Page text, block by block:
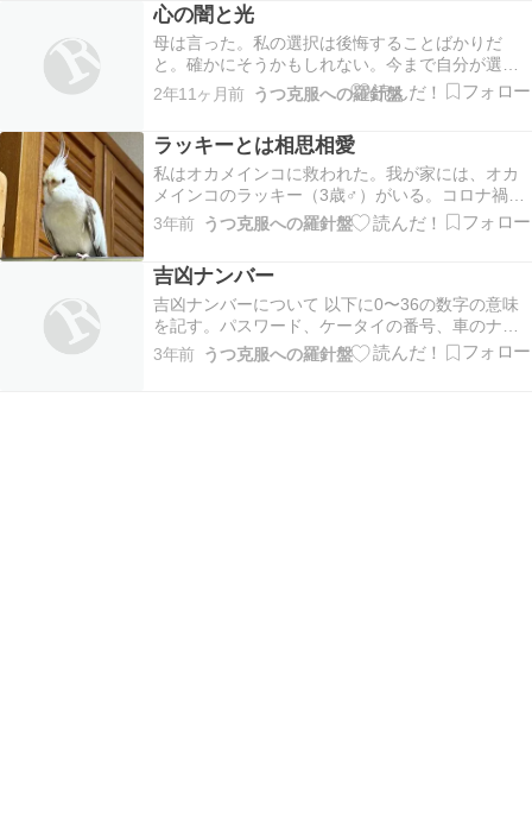
い。でも私は厳しさがあったからこそ変われた。
変われた今…
心の闇と光
母は言った。私の選択は後悔することばかりだ
と。確かにそうかもしれない。今まで自分が選択
してきたことで、うまくいったものが思い浮かば
ない。うまくいったものは全て、自分以外の選択
てばかりで自分で行動ができない人間になった。
今思えば、子供…
2年11ヶ月前 うつ克服への羅針盤
ラッキーとは相思相愛
私はオカメインコに救われた。我が家には、オカ
メインコのラッキー（3歳♂）がいる。コロナ禍が
始まった頃（2020年6月8日）に、生後1ヶ月半の
ラッキーをお迎えした。コロナ禍でペットを飼う
ん坊な子と聞いたけど、本当にその通りだった。
今でも…
3年前 うつ克服への羅針盤
吉凶ナンバー
吉凶ナンバーについて 以下に0〜36の数字の意味
を記す。パスワード、ケータイの番号、車のナン
バー、アラームの分数などの設定で参考にすると
良い。不運続きの人はラッキーナンバーを使って
3年前 うつ克服への羅針盤